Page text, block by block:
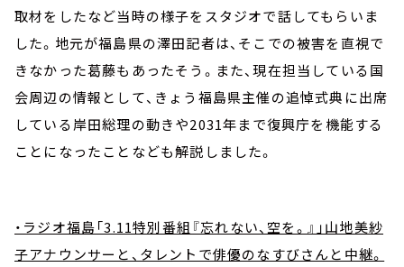
取材をしたなど当時の様子をスタジオで話してもらいま
した。地元が福島県の澤田記者は、そこでの被害を直視で
きなかった葛藤もあったそう。また、現在担当している国
会周辺の情報として、きょう福島県主催の追悼式典に出席
している岸田総理の動きや2031年まで復興庁を機能する
ことになったことなども解説しました。
・ラジオ福島「3.11特別番組『忘れない、空を。』」山地美紗
子アナウンサーと、タレントで俳優のなすびさんと中継。